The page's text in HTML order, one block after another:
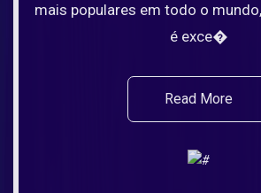
mais populares em todo o
é exce�
Read More